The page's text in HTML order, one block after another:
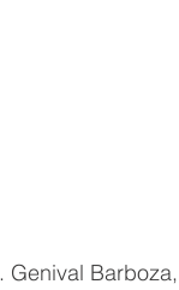
Genival Barboza,